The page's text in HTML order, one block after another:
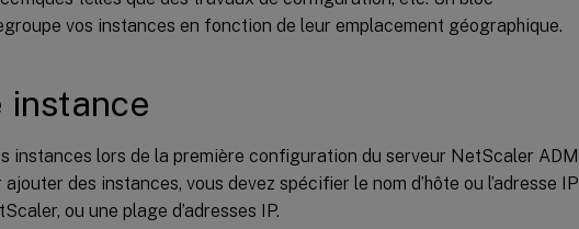
vos instances en fonction de leur emplacement géographique.
instance
instances lors de la première configuration du serveur NetScaler ADM
des instances, vous devez spécifier le nom d’hôte ou l’adresse IP
ou une plage d’adresses IP.